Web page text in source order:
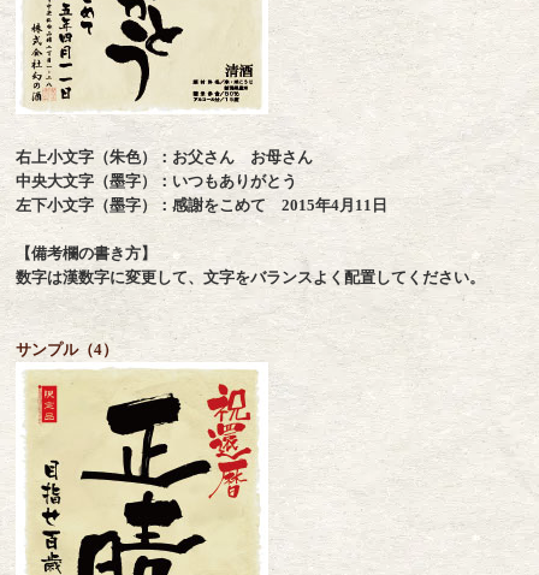
右上小文字（朱色）：お父さん お母さん
中央大文字（墨字）：いつもありがとう
左下小文字（墨字）：感謝をこめて 2015年4月11日
【備考欄の書き方】
数字は漢数字に変更して、文字をバランスよく配置してください。
サンプル（4）